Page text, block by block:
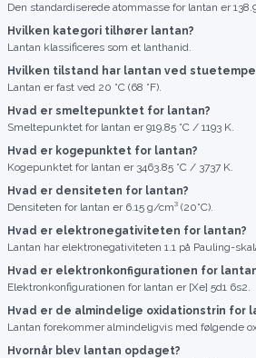
Den standardiserede atommasse for lantan er
Hvilken kategori tilhører lantan?
Lantan klassificeres som et lanthanid.
Hvilken tilstand har lantan ved
Lantan er fast ved 20 °C (68 °F).
Hvad er smeltepunktet for lantan?
Smeltepunktet for lantan er 919.85 °C / 1193 K.
Hvad er kogepunktet for lantan?
Kogepunktet for lantan er 3463.85 °C / 3737 K.
Hvad er densiteten for lantan?
Densiteten for lantan er 6.15 g/cm³ (20°C).
Hvad er elektronegativiteten for lantan?
Lantan har elektronegativiteten 1.1 på Pauling-
Hvad er elektronkonfigurationen for
Elektronkonfigurationen for lantan er [Xe] 5d1 6s2.
Hvad er de almindelige oxidationstrin for
Lantan forekommer almindeligvis med følgende
Hvornår blev lantan opdaget?